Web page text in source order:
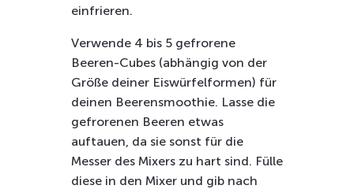
einfrieren.
Verwende 4 bis 5 gefrorene
Beeren-Cubes (abhängig von der
Größe deiner Eiswürfelformen) für
deinen Beerensmoothie. Lasse die
gefrorenen Beeren etwas
auftauen, da sie sonst für die
Messer des Mixers zu hart sind. Fülle
diese in den Mixer und gib nach